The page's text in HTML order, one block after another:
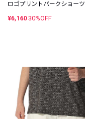
ロゴプリントパークショーツ
¥6,160 30%OFF